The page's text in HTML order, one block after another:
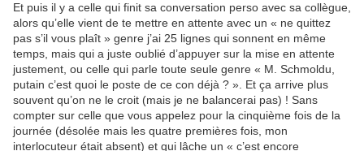
Et puis il y a celle qui finit sa conversation perso avec sa collègue,
alors qu’elle vient de te mettre en attente avec un « ne quittez
pas s’il vous plaît » genre j’ai 25 lignes qui sonnent en même
temps, mais qui a juste oublié d’appuyer sur la mise en attente
justement, ou celle qui parle toute seule genre « M. Schmoldu,
putain c’est quoi le poste de ce con déjà ? ». Et ça arrive plus
souvent qu’on ne le croit (mais je ne balancerai pas) ! Sans
compter sur celle que vous appelez pour la cinquième fois de la
journée (désolée mais les quatre premières fois, mon
interlocuteur était absent) et qui lâche un « c’est encore